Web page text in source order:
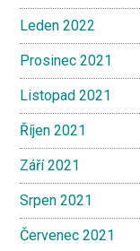
Leden 2022
Prosinec 2021
Listopad 2021
Říjen 2021
Září 2021
Srpen 2021
Červenec 2021